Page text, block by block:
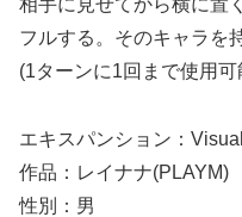
相手に見せてから横に置
フルする。そのキャラを
(1ターンに1回まで使用可
エキスパンション：
作品：レイナナ(PLAYM)
性別：男